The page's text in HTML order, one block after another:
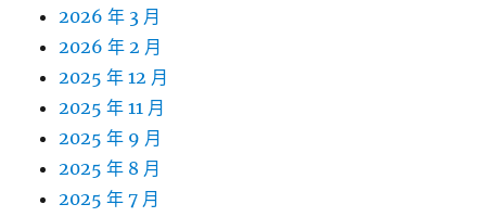
2026 年 3 月
2026 年 2 月
2025 年 12 月
2025 年 11 月
2025 年 9 月
2025 年 8 月
2025 年 7 月